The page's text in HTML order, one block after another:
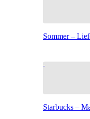
Sommer –
Starbucks –